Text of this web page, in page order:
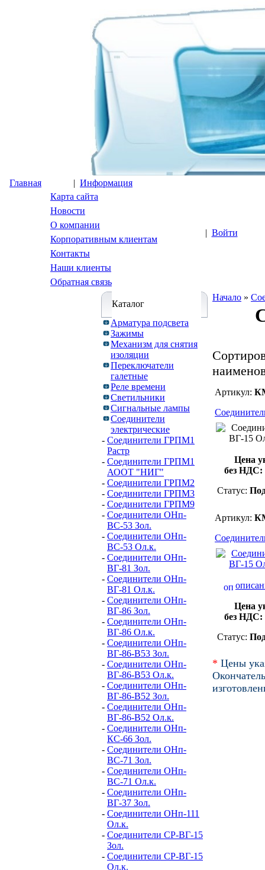
Главная | Информация
Карта сайта
Новости
О компании
Корпоративным клиентам
Контакты
Наши клиенты
Обратная связь
| Войти
Каталог
Арматура подсвета
Зажимы
Механизм для снятия
изоляции
Переключатели
галетные
Реле времени
Светильники
Сигнальные лампы
Соединители
электрические
- Соединители ГРПМ1
Растр
- Соединители ГРПМ1
АООТ "НИГ"
- Соединители ГРПМ2
- Соединители ГРПМ3
- Соединители ГРПМ9
- Соединители ОНп-
ВС-53 Зол.
- Соединители ОНп-
ВС-53 Ол.к.
- Соединители ОНп-
ВГ-81 Зол.
- Соединители ОНп-
ВГ-81 Ол.к.
- Соединители ОНп-
ВГ-86 Зол.
- Соединители ОНп-
ВГ-86 Ол.к.
- Соединители ОНп-
ВГ-86-В53 Зол.
- Соединители ОНп-
ВГ-86-В53 Ол.к.
- Соединители ОНп-
ВГ-86-В52 Зол.
- Соединители ОНп-
ВГ-86-В52 Ол.к.
- Соединители ОНп-
КС-66 Зол.
- Соединители ОНп-
ВС-71 Зол.
- Соединители ОНп-
ВС-71 Ол.к.
- Соединители ОНп-
ВГ-37 Зол.
- Соединители ОНп-111
Ол.к.
- Соединители СР-ВГ-15
Зол.
- Соединители СР-ВГ-15
Ол.к.
Начало »
Артикул:
Цена
без НДС:
Статус:
Артикул:
Цена
без НДС:
Статус:
* Цены